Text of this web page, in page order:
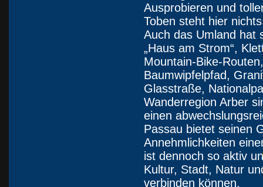
Ausprobieren und
Toben steht hier
Auch das Umland hat
„Haus am Strom“,
Mountain-Bike-
Baumwipfelpfad,
Glasstraße,
Wanderregion Arber
einen
Passau bietet seinen
Annehmlichkeiten
ist dennoch so aktiv
Kultur, Stadt, Natur
verbinden können.